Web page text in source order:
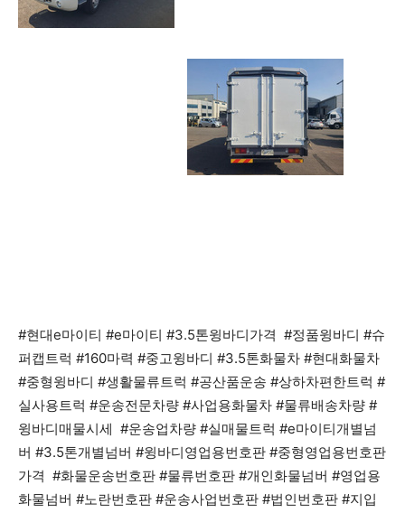
#현대e마이티 #e마이티 #3.5톤윙바디가격 #정품윙바디 #슈
퍼캡트럭 #160마력 #중고윙바디 #3.5톤화물차 #현대화물차
#중형윙바디 #생활물류트럭 #공산품운송 #상하차편한트럭 #
실사용트럭 #운송전문차량 #사업용화물차 #물류배송차량 #
윙바디매물시세 #운송업차량 #실매물트럭 #e마이티개별넘
버 #3.5톤개별넘버 #윙바디영업용번호판 #중형영업용번호판
가격 #화물운송번호판 #물류번호판 #개인화물넘버 #영업용
화물넘버 #노란번호판 #운송사업번호판 #법인번호판 #지입